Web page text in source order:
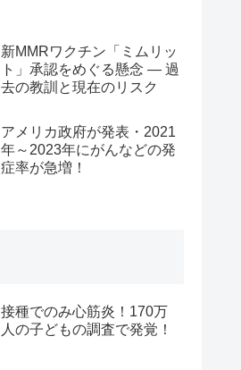
新MMRワクチン「ミムリッ
ト」承認をめぐる懸念 — 過
去の教訓と現在のリスク
アメリカ政府が発表・2021
年～2023年にがんなどの発
症率が急増！
接種でのみ心筋炎！170万
人の子どもの調査で発覚！